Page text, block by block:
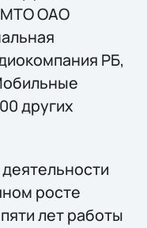
МТО ОАО
РБ,
других
росте
лет работы